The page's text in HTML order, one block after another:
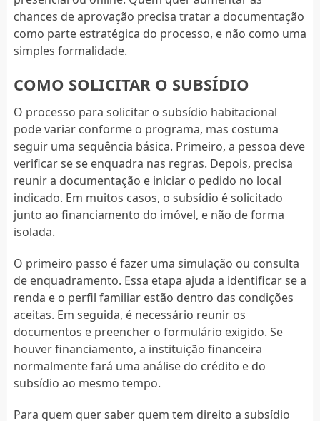
chances de aprovação precisa tratar a documentação
como parte estratégica do processo, e não como uma
simples formalidade.
COMO SOLICITAR O SUBSÍDIO
O processo para solicitar o subsídio habitacional
pode variar conforme o programa, mas costuma
seguir uma sequência básica. Primeiro, a pessoa deve
verificar se se enquadra nas regras. Depois, precisa
reunir a documentação e iniciar o pedido no local
indicado. Em muitos casos, o subsídio é solicitado
junto ao financiamento do imóvel, e não de forma
isolada.
O primeiro passo é fazer uma simulação ou consulta
de enquadramento. Essa etapa ajuda a identificar se a
renda e o perfil familiar estão dentro das condições
aceitas. Em seguida, é necessário reunir os
documentos e preencher o formulário exigido. Se
houver financiamento, a instituição financeira
normalmente fará uma análise do crédito e do
subsídio ao mesmo tempo.
Para quem quer saber quem tem direito a subsídio